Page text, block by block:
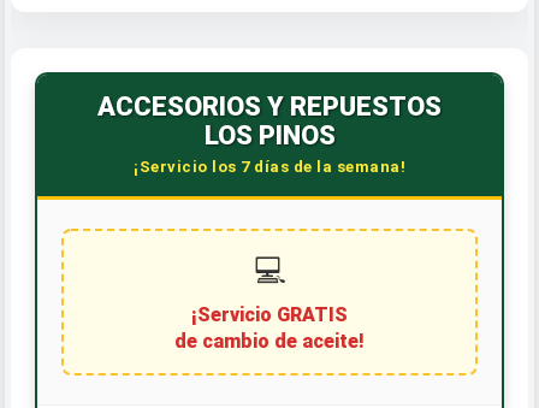
ACCESORIOS Y REPUESTOS
LOS PINOS
¡Servicio los 7 días de la semana!
💻
¡Servicio GRATIS
de cambio de aceite!